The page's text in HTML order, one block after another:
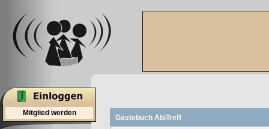
Mitglied werden
Gästebuch AbiTreff